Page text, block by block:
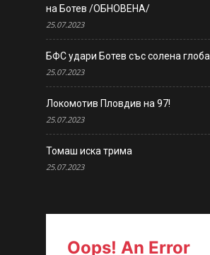
на Ботев /ОБНОВЕНА/
25.07.2023
БФС удари Ботев със солена глоба
25.07.2023
Локомотив Пловдив на 97!
25.07.2023
Томаш иска трима
25.07.2023